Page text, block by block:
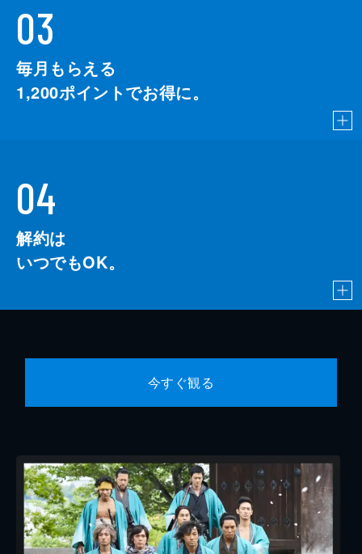
03
毎月もらえる
1,200ポイントでお得に。
04
解約は
いつでもOK。
今すぐ観る